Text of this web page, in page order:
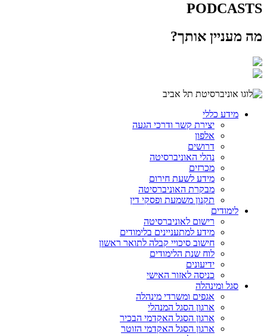
PODCASTS
מה מעניין אותך?
מידע כללי
יצירת קשר ודרכי הגעה
אלפון
דרושים
נהלי האוניברסיטה
מכרזים
מידע לשעת חירום
מבקרת האוניברסיטה
תקנון משמעת ופסקי דין
לימודים
רישום לאוניברסיטה
מידע למתעניינים בלימודים
חישוב סיכויי קבלה לתואר ראשון
לוח שנת הלימודים
ידיעונים
כניסה לאזור האישי
סגל ומינהלה
אגפים ומשרדי מינהלה
ארגון הסגל המנהלי
ארגון הסגל האקדמי הבכיר
ארגון הסגל האקדמי הזוטר